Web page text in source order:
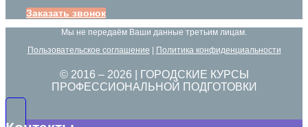
Заказать звонок
Мы не передаём Ваши данные третьим лицам.
Пользовательское соглашение | Политика конфиденциальности
© 2016 – 2026 | ГОРОДСКИЕ КУРСЫ
ПРОФЕССИОНАЛЬНОЙ ПОДГОТОВКИ